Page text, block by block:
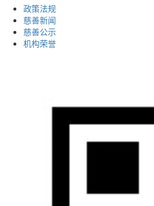
政策法规
慈善新闻
慈善公示
机构荣誉